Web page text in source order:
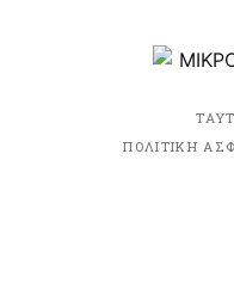
ΠΟΛΙΤΙΚΗ